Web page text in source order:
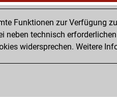
achieved a new Elo of 1591
created your Fritz account
Funktionen zur Verfügung
technisch
widersprechen. Weitere